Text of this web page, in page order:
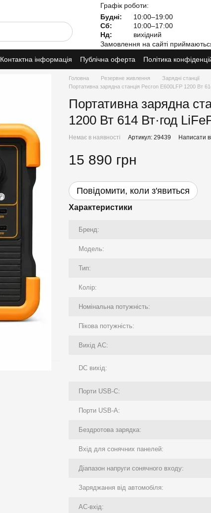
Графік роботи:
Будні:
10:00–19:00
Сб:
10:00–17:00
Нд:
вихідний
Замовлення на сайті
Контактна інформація Публічна оферта Політика
Головна Резервне живлення Зарядні станції
Портативна зарядна станція Pecron E600LFP 1200 Вт
Портативна зарядна
1200 Вт 614 Вт·год
Немає в наявності Артикул: 29439 Написати
15 890 грн
Повідомити, коли з'явиться
Характеристики
Бренд:
Модель:
Тип:
Колір:
Номінальна потужність:
Пікова потужність:
Вихід AC:
DC вихід:
Порти USB-C:
Порти USB-A:
Бездротова зарядка:
Вхід для сонячних панелей:
Діапазон напруги сонячного входу:
Заряджання від автомобіля:
AC-вхід: